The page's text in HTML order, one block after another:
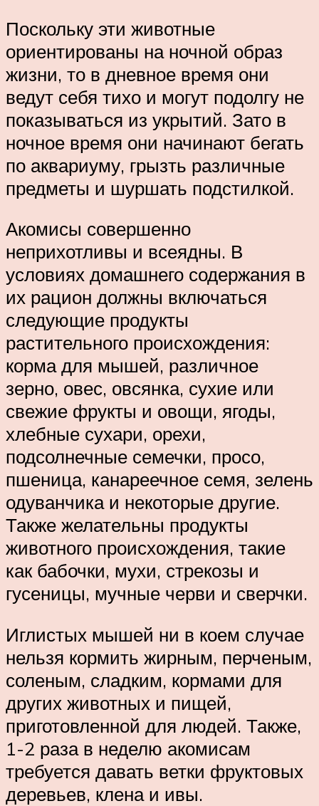
Поскольку эти животные
ориентированы на ночной образ
жизни, то в дневное время они
ведут себя тихо и могут подолгу не
показываться из укрытий. Зато в
ночное время они начинают бегать
по аквариуму, грызть различные
предметы и шуршать подстилкой.
Акомисы совершенно
неприхотливы и всеядны. В
условиях домашнего содержания в
их рацион должны включаться
следующие продукты
растительного происхождения:
корма для мышей, различное
зерно, овес, овсянка, сухие или
свежие фрукты и овощи, ягоды,
хлебные сухари, орехи,
подсолнечные семечки, просо,
пшеница, канареечное семя, зелень
одуванчика и некоторые другие.
Также желательны продукты
животного происхождения, такие
как бабочки, мухи, стрекозы и
гусеницы, мучные черви и сверчки.
Иглистых мышей ни в коем случае
нельзя кормить жирным, перченым,
соленым, сладким, кормами для
других животных и пищей,
приготовленной для людей. Также,
1-2 раза в неделю акомисам
требуется давать ветки фруктовых
деревьев, клена и ивы.